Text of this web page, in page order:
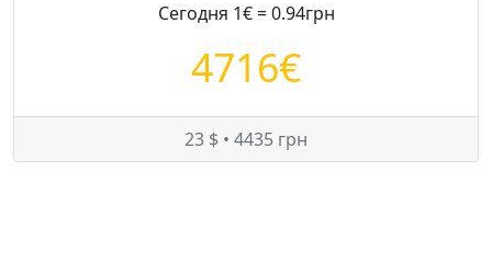
Сегодня 1€ = 0.94грн
4716€
23 $ • 4435 грн